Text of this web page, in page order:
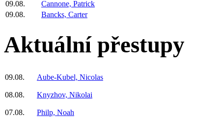
09.08.
Cannone, Patrick
09.08.
Bancks, Carter
Aktuální přestupy
09.08. Aube-Kubel, Nicolas
08.08. Knyzhov, Nikolai
07.08. Philp, Noah